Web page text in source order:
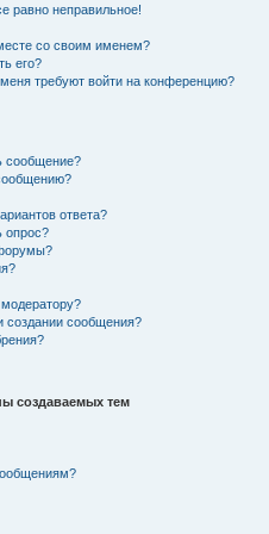
равно неправильное!
со своим именем?
его?
требуют войти на конференцию?
сообщение?
ответа?
опрос?
создании сообщения?
создаваемых тем